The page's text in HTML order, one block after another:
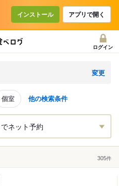
インストール アプリで開く
ログイン
変更
個室 他の検索条件
でネット予約
305件